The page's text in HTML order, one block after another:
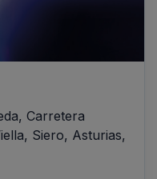
Carretera
Siero, Asturias,